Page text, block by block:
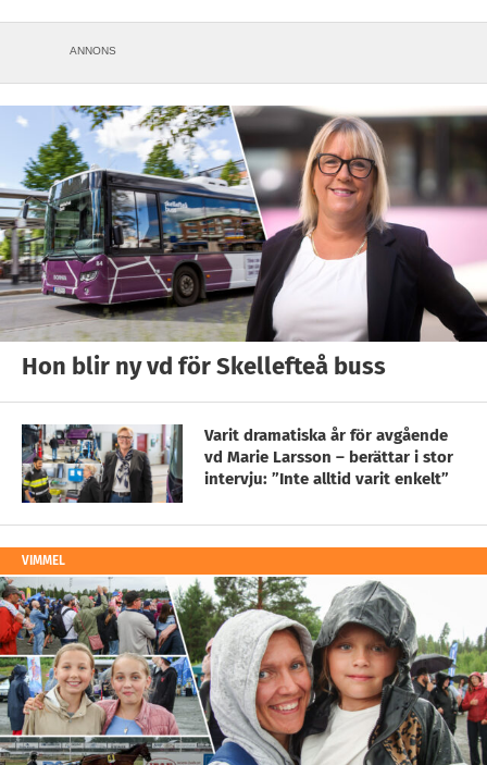
ANNONS
Hon blir ny vd för Skellefteå buss
Varit dramatiska år för avgående
vd Marie Larsson – berättar i stor
intervju: ”Inte alltid varit enkelt”
VIMMEL